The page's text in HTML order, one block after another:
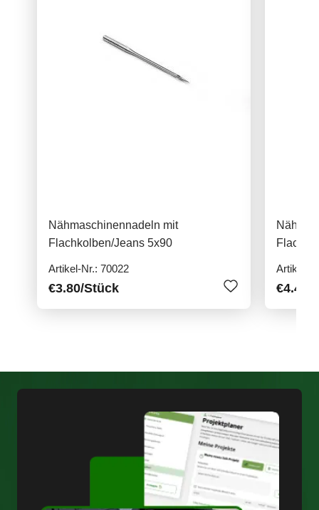
Nähmaschinennadeln mit
Flachkolben/Jeans 5x90
Artikel-Nr.: 70022
€3.80/Stück
Artikel-
€4.40